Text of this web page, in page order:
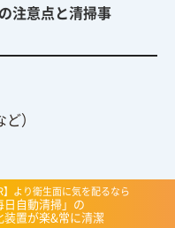
】より衛生面に気を配るなら
日自動清掃」の
装置が楽&常に清潔
注意点と清掃事
）